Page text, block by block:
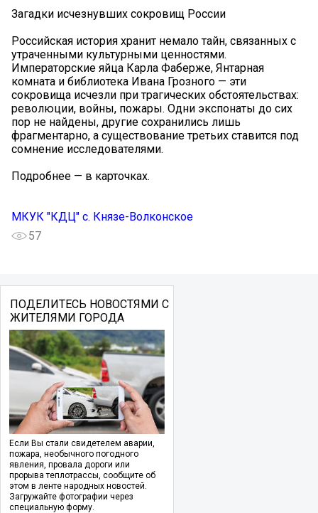
Загадки исчезнувших сокровищ России
Российская история хранит немало тайн, связанных с
утраченными культурными ценностями.
Императорские яйца Карла Фаберже, Янтарная
комната и библиотека Ивана Грозного — эти
сокровища исчезли при трагических обстоятельствах:
революции, войны, пожары. Одни экспонаты до сих
пор не найдены, другие сохранились лишь
фрагментарно, а существование третьих ставится под
сомнение исследователями.
Подробнее — в карточках.
МКУК "КДЦ" с. Князе-Волконское
57
ПОДЕЛИТЕСЬ НОВОСТЯМИ С
ЖИТЕЛЯМИ ГОРОДА
Если Вы стали свидетелем аварии,
пожара, необычного погодного
явления, провала дороги или
прорыва теплотрассы, сообщите об
этом в ленте народных новостей.
Загружайте фотографии через
специальную форму.